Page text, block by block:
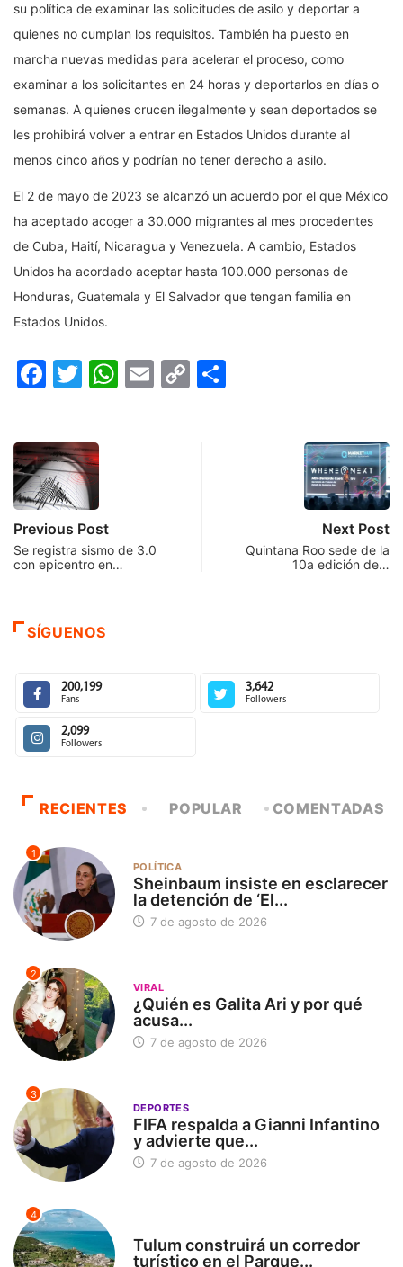
su política de examinar las solicitudes de asilo y deportar a
quienes no cumplan los requisitos. También ha puesto en
marcha nuevas medidas para acelerar el proceso, como
examinar a los solicitantes en 24 horas y deportarlos en días o
semanas. A quienes crucen ilegalmente y sean deportados se
les prohibirá volver a entrar en Estados Unidos durante al
menos cinco años y podrían no tener derecho a asilo.
El 2 de mayo de 2023 se alcanzó un acuerdo por el que México
ha aceptado acoger a 30.000 migrantes al mes procedentes
de Cuba, Haití, Nicaragua y Venezuela. A cambio, Estados
Unidos ha acordado aceptar hasta 100.000 personas de
Honduras, Guatemala y El Salvador que tengan familia en
Estados Unidos.
Facebook
Twitter
WhatsApp
Email
Copy
Previous Post
Se registra sismo de 3.0
con epicentro en…
Next Post
Quintana Roo sede de la
10a edición de…
SÍGUENOS
200,199
Fans
3,642
Followers
2,099
Followers
RECIENTES POPULAR COMENTADAS
1
POLÍTICA
Sheinbaum insiste en esclarecer
la detención de ‘El...
7 de agosto de 2026
2
VIRAL
¿Quién es Galita Ari y por qué
acusa...
7 de agosto de 2026
3
DEPORTES
FIFA respalda a Gianni Infantino
y advierte que...
7 de agosto de 2026
4
Tulum construirá un corredor
turístico en el Parque...